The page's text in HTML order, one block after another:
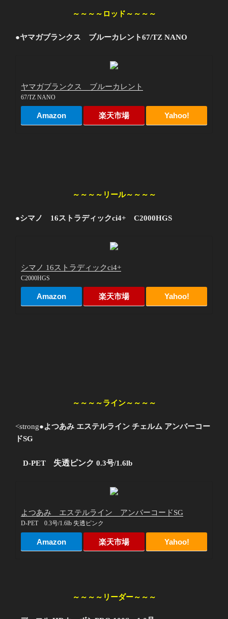
～～～～ロッド～～～～
●ヤマガブランクス ブルーカレント67/TZ NANO
ヤマガブランクス ブルーカレント
67/TZ NANO
Amazon 楽天市場 Yahoo!
～～～～リール～～～～
●シマノ 16ストラディックci4+ C2000HGS
シマノ 16ストラディックci4+
C2000HGS
Amazon 楽天市場 Yahoo!
～～～～ライン～～～～
<strong●よつあみ エステルライン チェルム アンバーコー
ドSG
D-PET 失透ピンク 0.3号/1.6lb
よつあみ エステルライン アンバーコードSG
D-PET 0.3号/1.6lb 失透ピンク
Amazon 楽天市場 Yahoo!
～～～～リーダー～～～